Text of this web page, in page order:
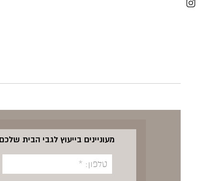
מעוניינים בייעוץ לגבי הבית